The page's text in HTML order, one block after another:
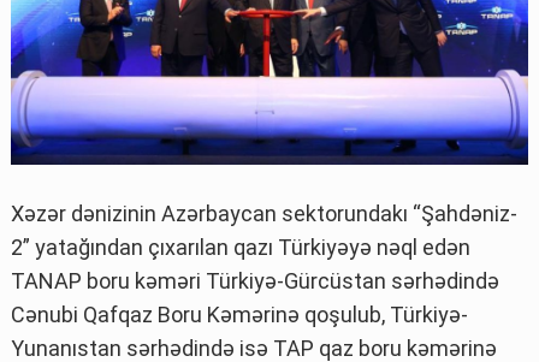
Xəzər dənizinin Azərbaycan sektorundakı “Şahdəniz-
2” yatağından çıxarılan qazı Türkiyəyə nəql edən
TANAP boru kəməri Türkiyə-Gürcüstan sərhədində
Cənubi Qafqaz Boru Kəmərinə qoşulub, Türkiyə-
Yunanıstan sərhədində isə TAP qaz boru kəmərinə